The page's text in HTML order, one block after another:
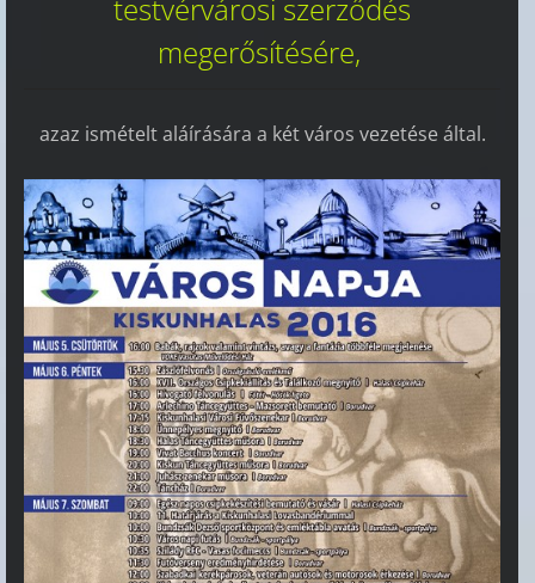
testvérvárosi szerződés
megerősítésére,
azaz ismételt aláírására a két város vezetése által.